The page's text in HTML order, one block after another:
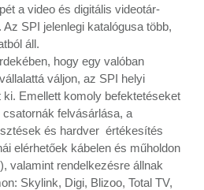
a video és digitális videotár-
SPI jelenlegi katalógusa több,
áll.
hogy egy valóban
váljon, az SPI helyi
Emellett komoly befektetéseket
felvásárlása, a
és hardver értékesítés
elérhetőek kábelen és műholdon
valamint rendelkezésre állnak
Skylink, Digi, Blizoo, Total TV,